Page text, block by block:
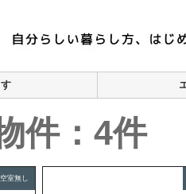
件：4件
空室無し